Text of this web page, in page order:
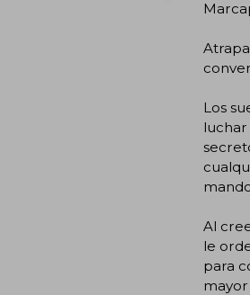
Los
luchar
Al
le
para